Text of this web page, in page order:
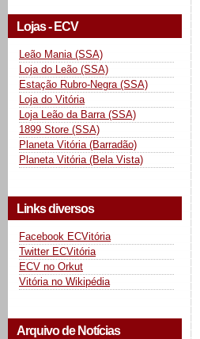
Lojas - ECV
Leão Mania (SSA)
Loja do Leão (SSA)
Estação Rubro-Negra (SSA)
Loja do Vitória
Loja Leão da Barra (SSA)
1899 Store (SSA)
Planeta Vitória (Barradão)
Planeta Vitória (Bela Vista)
Links diversos
Facebook ECVitória
Twitter ECVitória
ECV no Orkut
Vitória no Wikipédia
Arquivo de Notícias